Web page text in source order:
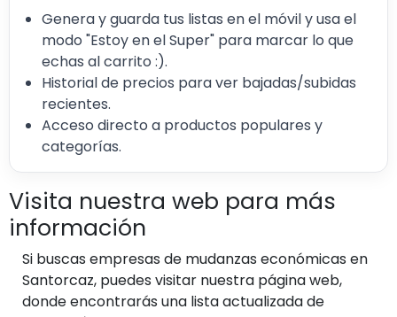
Genera y guarda tus listas en el móvil y usa el
modo "Estoy en el Super" para marcar lo que
echas al carrito :).
Historial de precios para ver bajadas/subidas
recientes.
Acceso directo a productos populares y
categorías.
Visita nuestra web para más
información
Si buscas empresas de mudanzas económicas en
Santorcaz, puedes visitar nuestra página web,
donde encontrarás una lista actualizada de